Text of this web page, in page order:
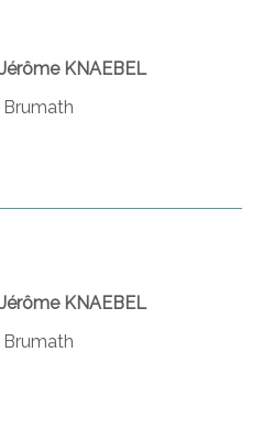
KNAEBEL
KNAEBEL